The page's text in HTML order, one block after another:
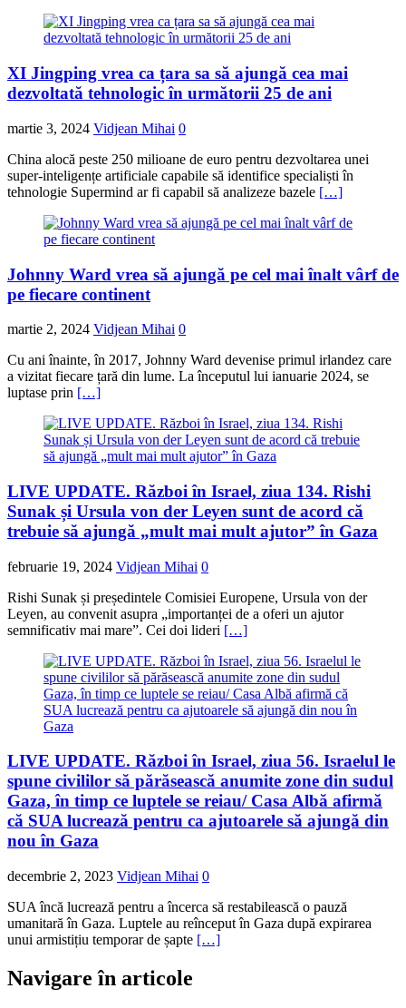
XI Jingping vrea ca țara sa să ajungă cea mai
dezvoltată tehnologic în următorii 25 de ani
martie 3, 2024 Vidjean Mihai 0
China alocă peste 250 milioane de euro pentru dezvoltarea unei
super-inteligențe artificiale capabile să identifice specialiști în
tehnologie Supermind ar fi capabil să analizeze bazele […]
Johnny Ward vrea să ajungă pe cel mai înalt vârf de
pe fiecare continent
martie 2, 2024 Vidjean Mihai 0
Cu ani înainte, în 2017, Johnny Ward devenise primul irlandez care
a vizitat fiecare țară din lume. La începutul lui ianuarie 2024, se
luptase prin […]
LIVE UPDATE. Război în Israel, ziua 134. Rishi
Sunak și Ursula von der Leyen sunt de acord că
trebuie să ajungă „mult mai mult ajutor” în Gaza
februarie 19, 2024 Vidjean Mihai 0
Rishi Sunak și președintele Comisiei Europene, Ursula von der
Leyen, au convenit asupra „importanței de a oferi un ajutor
semnificativ mai mare”. Cei doi lideri […]
LIVE UPDATE. Război în Israel, ziua 56. Israelul le
spune civililor să părăsească anumite zone din sudul
Gaza, în timp ce luptele se reiau/ Casa Albă afirmă
că SUA lucrează pentru ca ajutoarele să ajungă din
nou în Gaza
decembrie 2, 2023 Vidjean Mihai 0
SUA încă lucrează pentru a încerca să restabilească o pauză
umanitară în Gaza. Luptele au reînceput în Gaza după expirarea
unui armistițiu temporar de șapte […]
Navigare în articole